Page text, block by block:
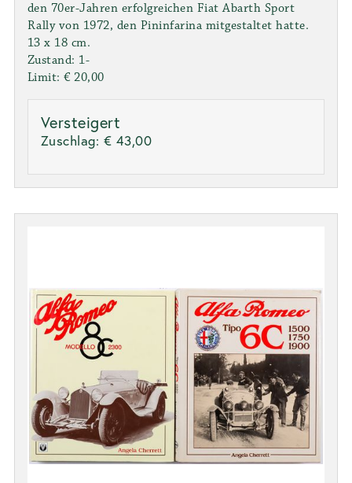
den 70er-Jahren erfolgreichen Fiat Abarth Sport
Rally von 1972, den Pininfarina mitgestaltet hatte.
13 x 18 cm.
Zustand: 1-
Limit: € 20,00
Versteigert
Zuschlag: € 43,00